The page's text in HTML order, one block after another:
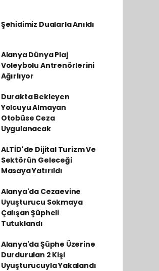
Şehidimiz Dualarla Anıldı
Alanya Dünya Plaj
Voleybolu Antrenörlerini
Ağırlıyor
Durakta Bekleyen
Yolcuyu Almayan
Otobüse Ceza
Uygulanacak
ALTİD'de Dijital Turizm Ve
Sektörün Geleceği
Masaya Yatırıldı
Alanya'da Cezaevine
Uyuşturucu Sokmaya
Çalışan Şüpheli
Tutuklandı
Alanya'da Şüphe Üzerine
Durdurulan 2 Kişi
Uyuşturucuyla Yakalandı